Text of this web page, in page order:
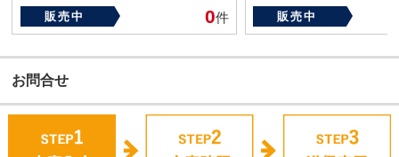
販売中
0件
販売中
お問合せ